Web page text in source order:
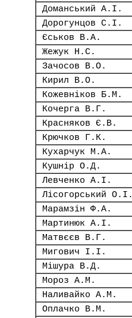
Доманський А.І.
Дорогунцов С.І.
Єськов В.А.
Жежук Н.С.
Зачосов В.О.
Кирил В.О.
Кожевніков Б.М.
Кочерга В.Г.
Красняков Є.В.
Крючков Г.К.
Кухарчук М.А.
Кушнір О.Д.
Левченко А.І.
Лісогорський О.І.
Марамзін Ф.А.
Мартинюк А.І.
Матвєєв В.Г.
Мигович І.І.
Мішура В.Д.
Мороз А.М.
Наливайко А.М.
Оплачко В.М.